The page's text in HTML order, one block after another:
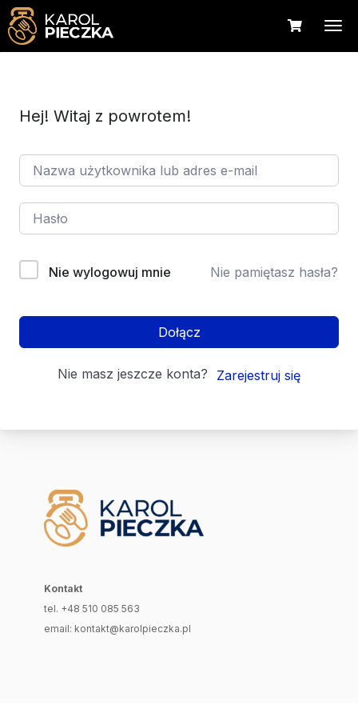
Hej! Witaj z powrotem!
Nie wylogowuj mnie Nie pamiętasz hasła?
Dołącz
Nie masz jeszcze konta? Zarejestruj się
Kontakt
tel. +48 510 085 563
email: kontakt@karolpieczka.pl